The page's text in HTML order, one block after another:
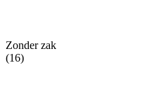
Zonder zak
(16)